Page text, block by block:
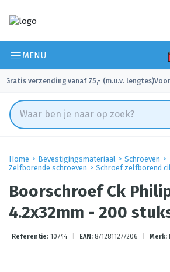
MENU
Gratis verzending vanaf 75,- (m.u.v. lengtes)
✓
Home Bevestigingsmateriaal
Schroeven
Zelfborende schroeven
Schroef zelfborend
Boorschroef Ck
4.2x32mm - 200
Referentie: 10744 EAN: 8712811277206 Merk: